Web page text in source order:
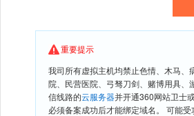
重要提示
我司所有虚拟主机均禁止色情、木马
院、民营医院、弓驽刀剑、赌博用具
信线路的云服务器并开通360网站卫士
必须备案成功后才能绑定域名。 可能